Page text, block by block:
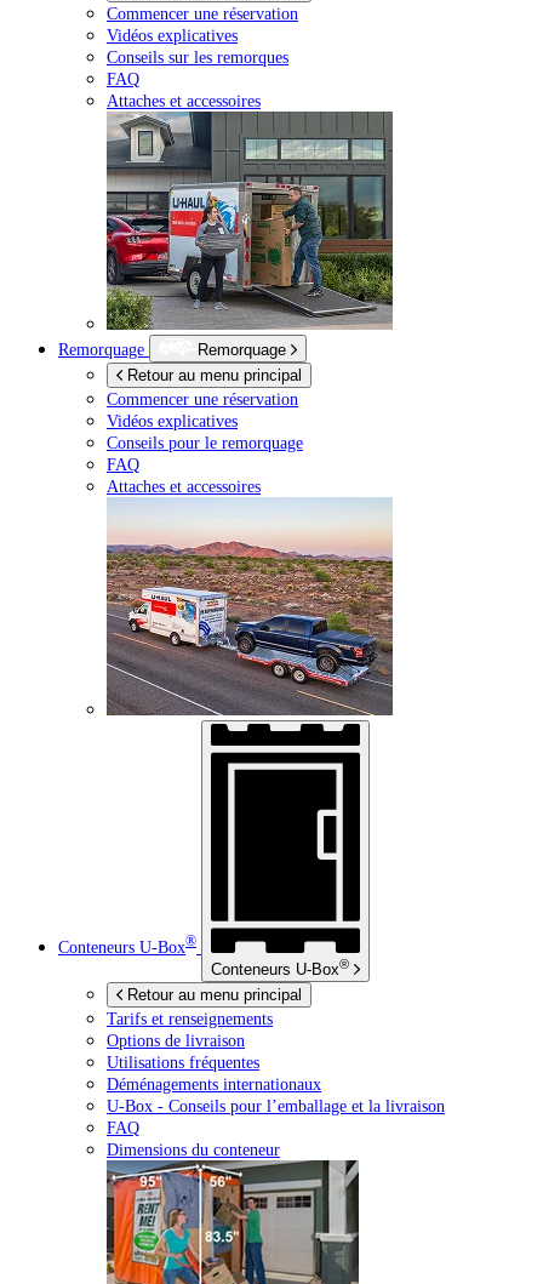
Commencer une réservation
Vidéos explicatives
Conseils sur les remorques
FAQ
Attaches et accessoires
Remorquage
Remorquage
Retour au menu principal
Commencer une réservation
Vidéos explicatives
Conseils pour le remorquage
FAQ
Attaches et accessoires
Conteneurs U-Box®
Conteneurs U-Box®
Retour au menu principal
Tarifs et renseignements
Options de livraison
Utilisations fréquentes
Déménagements internationaux
U-Box - Conseils pour l’emballage et la livraison
FAQ
Dimensions du conteneur